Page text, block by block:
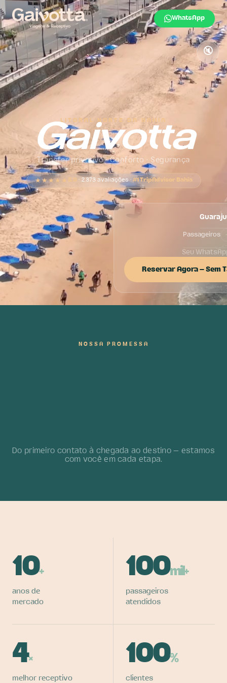
WhatsApp
LITORAL NORTE DA BAHIA
Gaivotta
Transfer privativo · Conforto · Segurança
★★★★★ 5.0 · 2.373 avaliações · #1 TripAdvisor Bahia
Passageiros
Reservar Agora — Sem
🔇
NOSSA PROMESSA
Do primeiro contato à chegada ao destino — estamos
com você em cada etapa.
10+
anos de
mercado
100mil+
passageiros
atendidos
4×
melhor receptivo
100%
clientes